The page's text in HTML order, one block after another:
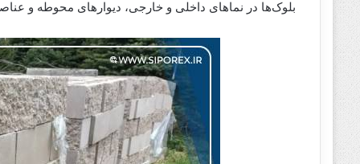
بلوک‌ها در نماهای داخلی و خارجی، دیوارهای محوطه و